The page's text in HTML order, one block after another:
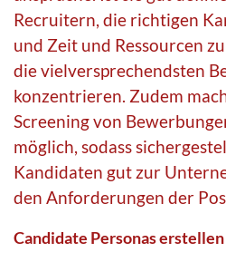
Recruitern, die richtigen
und Zeit und Ressourcen
die vielversprechendsten
konzentrieren. Zudem
Screening von
möglich, sodass
Kandidaten gut zur
den Anforderungen der
Candidate Personas